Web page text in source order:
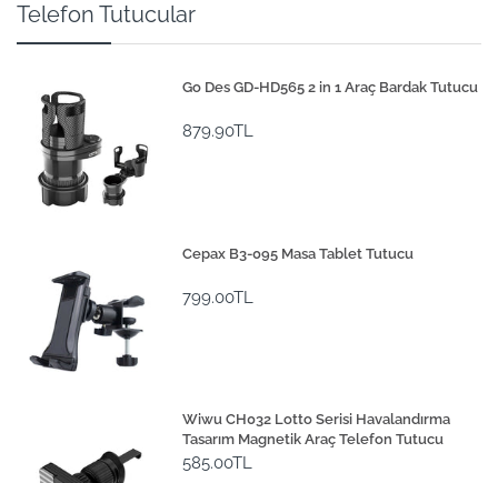
Telefon Tutucular
Go Des GD-HD565 2 in 1 Araç Bardak Tutucu
879.90TL
Cepax B3-095 Masa Tablet Tutucu
799.00TL
Wiwu CH032 Lotto Serisi Havalandırma
Tasarım Magnetik Araç Telefon Tutucu
585.00TL